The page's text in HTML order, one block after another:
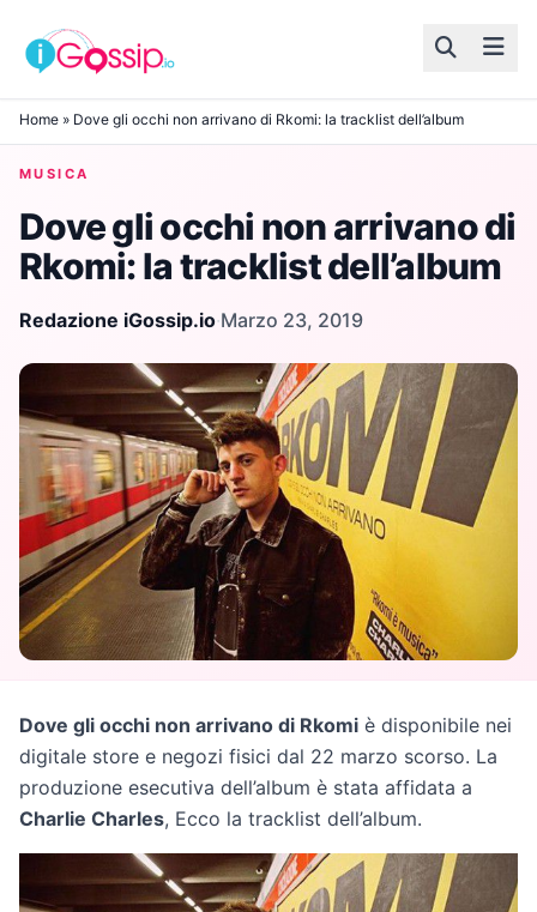
Skip to content
Home » Dove gli occhi non arrivano di Rkomi: la tracklist dell’album
MUSICA
Dove gli occhi non arrivano di
Rkomi: la tracklist dell’album
Redazione iGossip.io·Marzo 23, 2019
Dove gli occhi non arrivano di Rkomi è disponibile nei
digitale store e negozi fisici dal 22 marzo scorso. La
produzione esecutiva dell’album è stata affidata a
Charlie Charles, Ecco la tracklist dell’album.